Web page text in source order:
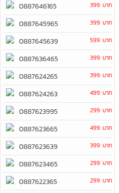
0887646165 399 บาท
0887645965 399 บาท
0887645639 599 บาท
0887636465 399 บาท
0887624265 399 บาท
0887624263 499 บาท
0887623995 299 บาท
0887623665 499 บาท
0887623639 399 บาท
0887623465 299 บาท
0887622365 299 บาท